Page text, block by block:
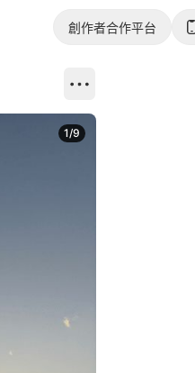
創作者合作平台
1/9